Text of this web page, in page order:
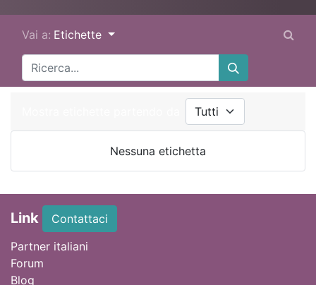
Vai a: Etichette
Nessuna etichetta
Link
Contattaci
Partner italiani
Forum
Blog